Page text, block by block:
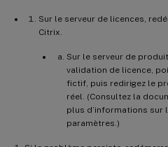
Sur le serveur de licences,
Citrix.
Sur le serveur de
validation de licence,
fictif, puis redirigez le
réel. (Consultez la
plus d’informations sur
paramètres.)